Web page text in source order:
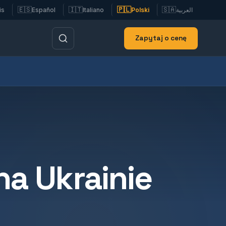
🇪🇸Español 🇮🇹Italiano 🇵🇱Polski 🇸🇦العربية
Zapytaj o cenę
Ukrainie